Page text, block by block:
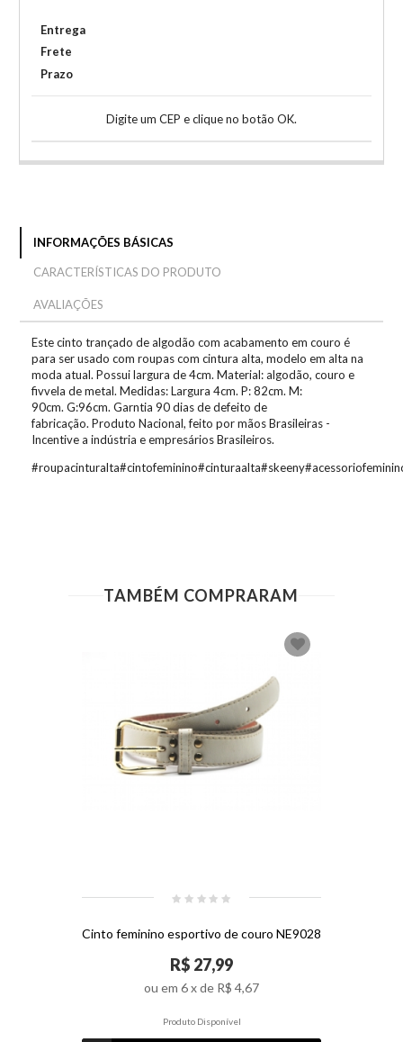
Entrega
Frete
Prazo
Digite um CEP e clique no botão OK.
INFORMAÇÕES BÁSICAS
CARACTERÍSTICAS DO PRODUTO
AVALIAÇÕES
Este cinto trançado de algodão com acabamento em couro é
para ser usado com roupas com cintura alta, modelo em alta na
moda atual. Possui largura de 4cm. Material: algodão, couro e
fivvela de metal. Medidas: Largura 4cm. P: 82cm. M:
90cm. G:96cm. Garntia 90 dias de defeito de
fabricação. Produto Nacional, feito por mãos Brasileiras -
Incentive a indústria e empresários Brasileiros.
TAMBÉM COMPRARAM
Cinto feminino esportivo de couro NE9028
R$ 27,99
ou em 6x de R$ 4,67
Produto Disponível